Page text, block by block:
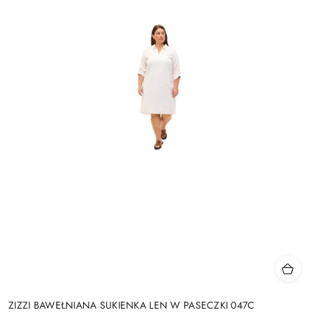
ZIZZI BAWEŁNIANA SUKIENKA LEN W PASECZKI 047C